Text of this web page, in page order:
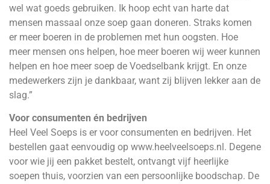
wel wat goeds gebruiken. Ik hoop echt van harte dat
mensen massaal onze soep gaan doneren. Straks komen
er meer boeren in de problemen met hun oogsten. Hoe
meer mensen ons helpen, hoe meer boeren wij weer kunnen
helpen en hoe meer soep de Voedselbank krijgt. En onze
medewerkers zijn je dankbaar, want zij blijven lekker aan de
slag.”
Voor consumenten én bedrijven
Heel Veel Soeps is er voor consumenten en bedrijven. Het
bestellen gaat eenvoudig op www.heelveelsoeps.nl . Degene
voor wie jij een pakket bestelt, ontvangt vijf heerlijke
soepen thuis, voorzien van een persoonlijke boodschap. De